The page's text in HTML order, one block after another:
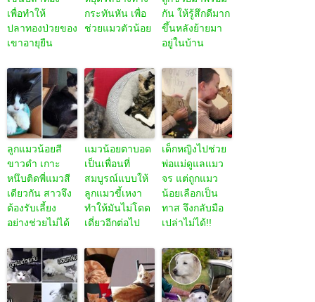
เพื่อทำให้
ปลาทองป่วยของ
เขาอายุยืน
กระทันหัน เพื่อ
ช่วยแมวตัวน้อย
กัน ให้รู้สึกดีมาก
ขึ้นหลังย้ายมา
อยู่ในบ้าน
ลูกแมวน้อยสี
ขาวดำ เกาะ
หนึบติดพี่แมวสี
เดียวกัน สาวจึง
ต้องรับเลี้ยง
อย่างช่วยไม่ได้
แมวน้อยตาบอด
เป็นเพื่อนที่
สมบูรณ์แบบให้
ลูกแมวขี้เหงา
ทำให้มันไม่โดด
เดี่ยวอีกต่อไป
เด็กหญิงไปช่วย
พ่อแม่ดูแลแมว
จร แต่ถูกแมว
น้อยเลือกเป็น
ทาส จึงกลับมือ
เปล่าไม่ได้!!